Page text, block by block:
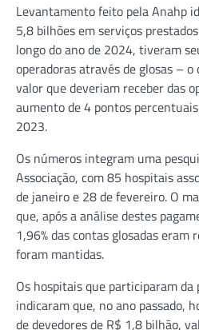
Levantamento feito pela Anahp
5,8 bilhões em serviços
longo do ano de 2024, tiveram
operadoras através de glosas –
valor que deveriam receber das
aumento de 4 pontos
2023.
Os números integram uma
Associação, com 85 hospitais
de janeiro e 28 de fevereiro. O
que, após a análise destes
1,96% das contas glosadas
foram mantidas.
Os hospitais que participaram da
indicaram que, no ano passado,
de devedores de R$ 1,8 bilhão,